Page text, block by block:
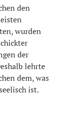
den
wurden
der
lehrte
dem, was
ist.